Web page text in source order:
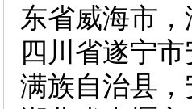
东省威海市
四川省遂宁
满族自治县